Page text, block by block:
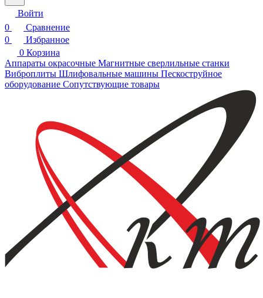
Войти
0
Сравнение
0
Избранное
0 Корзина
Аппараты окрасочные Магнитные сверлильные станки
Виброплиты Шлифовальные машины Пескоструйное
оборудование Сопутствующие товары